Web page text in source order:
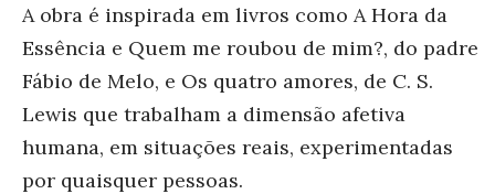
A obra é inspirada em livros como A Hora da
Essência e Quem me roubou de mim?, do padre
Fábio de Melo, e Os quatro amores, de C. S.
Lewis que trabalham a dimensão afetiva
humana, em situações reais, experimentadas
por quaisquer pessoas.